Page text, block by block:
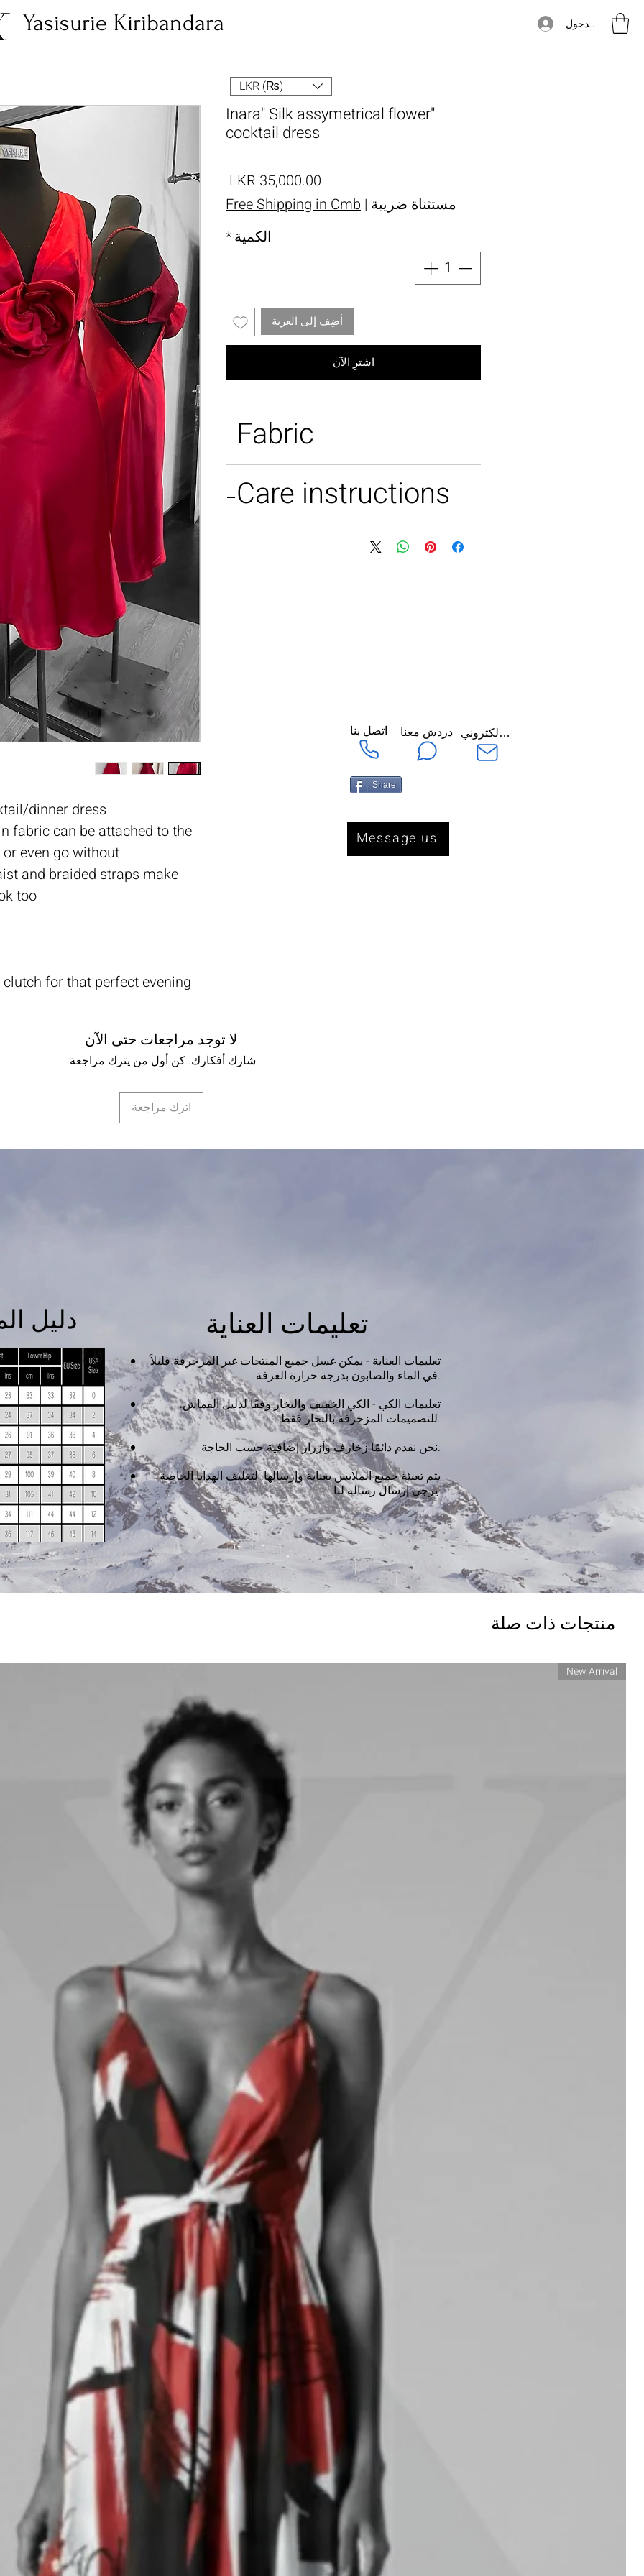
تسجيل الدخول Yasisurie Kiribandara
dinner dress!
fabric can be attached to the
even go without!
and braided straps make
too!
for that perfect evening
"Inara" Silk assymetrical flower
cocktail dress
السعر
مستثناة ضريبة |
Free Shipping in Cmb
الكمية*
أضِف إلى العربة
اشترِ الآن
Fabric
Care instructions
لا توجد مراجعات حتى الآن
شارك أفكارك. كن أول من يترك مراجعة.
اترك مراجعة
LKR (₨)
Message us
اتصل بنا دردش معنا ارسل لنا عبر البريد الإلكتروني
Share
دليل تعليمات العناية
تعليمات العناية - يمكن غسل جميع المنتجات غير المزخرفة قليلاً
في الماء والصابون بدرجة حرارة الغرفة.
تعليمات الكي - الكي الخفيف والبخار وفقًا لدليل القماش.
للتصميمات المزخرفة بالبخار فقط.
نحن نقدم دائمًا زخارف وأزرار إضافية حسب الحاجة.
يتم تعبئة جميع الملابس بعناية وإرسالها. لتغليف الهدايا الخاصة
يرجى إرسال رسالة لنا.
منتجات ذات صلة
New Arrival